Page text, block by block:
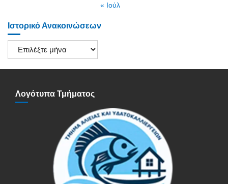
« Ιούλ
Ιστορικό Ανακοινώσεων
Ιστορικό
Ανακοινώσεων
Λογότυπα Τμήματος